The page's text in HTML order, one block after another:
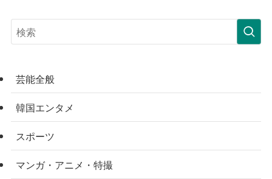
芸能全般
韓国エンタメ
スポーツ
マンガ・アニメ・特撮